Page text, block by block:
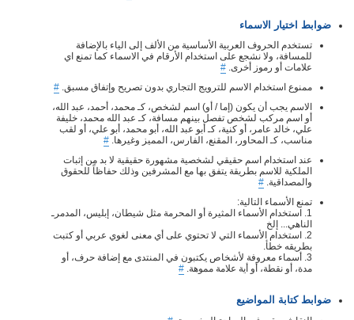
ضوابط اختيار الاسماء
تستخدم الحروف العربية الأساسية من الألف إلى الياء بالإضافة
للمسافة، ولا نشجع على استخدام الأرقام في الاسماء كما تمنع اي
علامات أو رموز أخرى. #
ممنوع استخدام الاسم للترويج التجاري بدون تصريح وإتفاق مسبق. #
الاسم يجب أن يكون (إما / أو) اسم لشخص، كـ محمد، أحمد، عبد الله،
أو اسم مركب لشخص تفصل بينهم مسافة، كـ عبد الله محمد، خليفة
علي، خالد عامر، أو كنية، كـ أبو عبد الله، أبو محمد، أبو علي، أو لقب
مناسب، كـ المحاور، المقنع، الفارس، المميز وغيرها. #
عند استخدام اسم حقيقي لشخصية مشهورة حقيقية لا بد من إثبات
الملكية للاسم بطريقة يتفق بها مع المشرفين وذلك حفاظاً للحقوق
والمصداقية. #
تمنع الأسماء التالية:
1. استخدام الأسماء المثيرة أو المحرمة مثل شيطان، إبليس، المدمرـ
الناهي... إلخ
2. استخدام الأسماء التي لا تحتوي على أي معنى لغوي عربي أو كتبت
بطريقه خطأ.
3. أسماء معروفة لأشخاص يكتبون في المنتدى مع إضافة حرف، أو
مدة، أو نقطة، أو أية علامة مموهة. #
ضوابط كتابة المواضيع